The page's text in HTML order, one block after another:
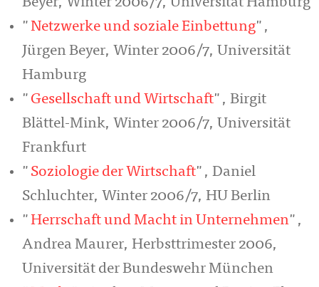
Beyer, Winter 2006/7, Universität Hamburg
"Netzwerke und soziale Einbettung",
Jürgen Beyer, Winter 2006/7, Universität
Hamburg
" Gesellschaft und Wirtschaft", Birgit
Blättel-Mink, Winter 2006/7, Universität
Frankfurt
" Soziologie der Wirtschaft", Daniel
Schluchter, Winter 2006/7, HU Berlin
"Herrschaft und Macht in Unternehmen",
Andrea Maurer, Herbsttrimester 2006,
Universität der Bundeswehr München